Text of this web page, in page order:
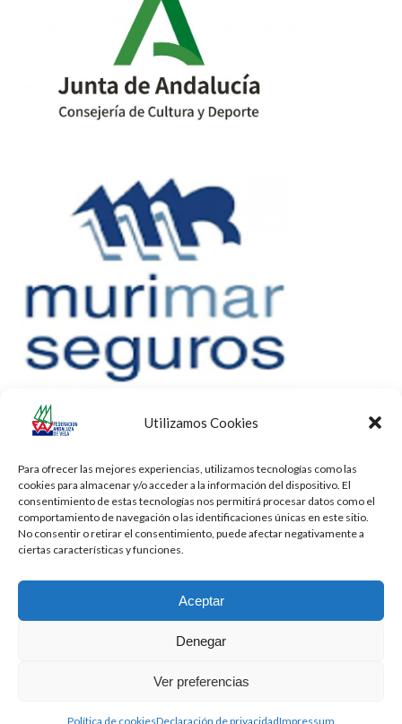
Utilizamos Cookies
Para ofrecer las mejores experiencias, utilizamos tecnologías como las
cookies para almacenar y/o acceder a la información del dispositivo. El
consentimiento de estas tecnologías nos permitirá procesar datos como el
comportamiento de navegación o las identificaciones únicas en este sitio.
No consentir o retirar el consentimiento, puede afectar negativamente a
ciertas características y funciones.
Aceptar
Denegar
Ver preferencias
Política de cookiesDeclaración de privacidadImpressum
Todos los derechos reservados -Privacidad